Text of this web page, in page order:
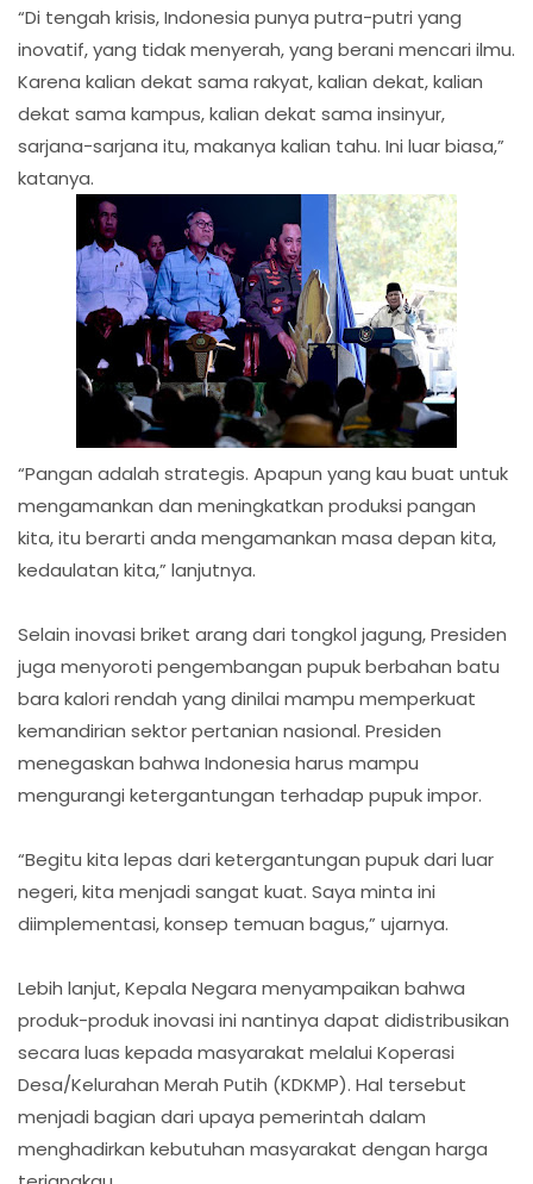
“Di tengah krisis, Indonesia punya putra-putri yang
inovatif, yang tidak menyerah, yang berani mencari ilmu.
Karena kalian dekat sama rakyat, kalian dekat, kalian
dekat sama kampus, kalian dekat sama insinyur,
sarjana-sarjana itu, makanya kalian tahu. Ini luar biasa,”
katanya.
“Pangan adalah strategis. Apapun yang kau buat untuk
mengamankan dan meningkatkan produksi pangan
kita, itu berarti anda mengamankan masa depan kita,
kedaulatan kita,” lanjutnya.
Selain inovasi briket arang dari tongkol jagung, Presiden
juga menyoroti pengembangan pupuk berbahan batu
bara kalori rendah yang dinilai mampu memperkuat
kemandirian sektor pertanian nasional. Presiden
menegaskan bahwa Indonesia harus mampu
mengurangi ketergantungan terhadap pupuk impor.
“Begitu kita lepas dari ketergantungan pupuk dari luar
negeri, kita menjadi sangat kuat. Saya minta ini
diimplementasi, konsep temuan bagus,” ujarnya.
Lebih lanjut, Kepala Negara menyampaikan bahwa
produk-produk inovasi ini nantinya dapat didistribusikan
secara luas kepada masyarakat melalui Koperasi
Desa/Kelurahan Merah Putih (KDKMP). Hal tersebut
menjadi bagian dari upaya pemerintah dalam
menghadirkan kebutuhan masyarakat dengan harga